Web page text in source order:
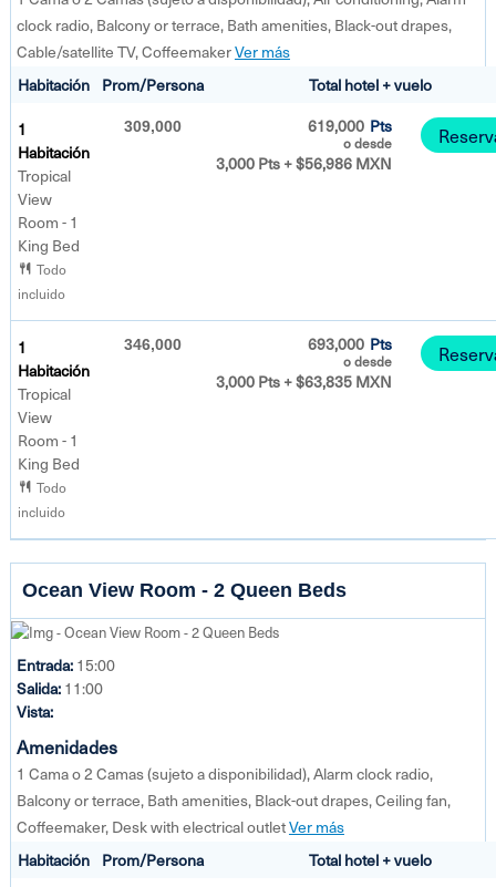
clock radio, Balcony or terrace, Bath amenities, Black-out drapes,
Cable/satellite TV, CoffeemakerVer más
Habitación Prom/Persona
Total hotel + vuelo
1
Habitación
Tropical
View
Room - 1
King Bed
Todo
incluido
309,000 619,000 Pts
o desde
3,000 Pts + $56,986 MXN
1
Habitación
Tropical
View
Room - 1
King Bed
Todo
incluido
346,000 693,000 Pts
o desde
3,000 Pts + $63,835 MXN
Ocean View Room - 2 Queen Beds
Entrada:15:00
Salida:11:00
Vista:
Amenidades
1 Cama o 2 Camas (sujeto a disponibilidad), Alarm clock radio,
Balcony or terrace, Bath amenities, Black-out drapes, Ceiling fan,
Coffeemaker, Desk with electrical outletVer más
Habitación Prom/Persona
Total hotel + vuelo